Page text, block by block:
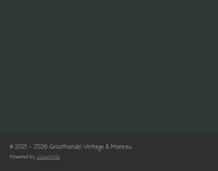
© 2021 - 2026 Groothandel Vintage & More.eu
Powered by JouwWeb